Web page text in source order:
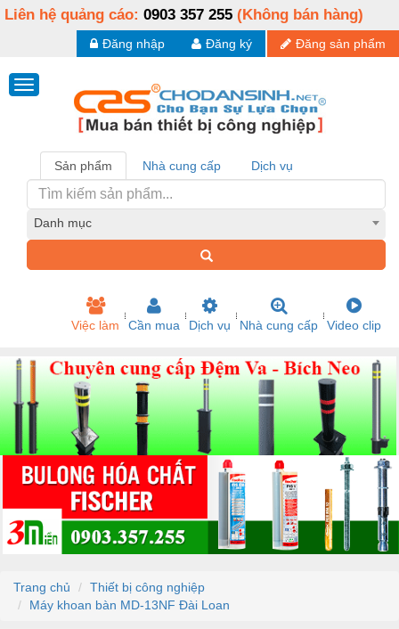
Liên hệ quảng cáo: 0903 357 255 (Không bán hàng)
Đăng sản phẩm
Đăng ký
Đăng nhập
Sản phẩm Nhà cung cấp Dịch vụ
Danh mục
Việc làm Cần mua Dịch vụ Nhà cung cấp Video clip
Trang chủ
Thiết bị công nghiệp
Máy khoan bàn MD-13NF Đài Loan